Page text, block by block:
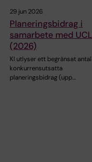
29 jun 2026
Planeringsbidrag i
samarbete med UCL
(2026)
KI utlyser ett begränsat antal
konkurrensutsatta
planeringsbidrag (upp…